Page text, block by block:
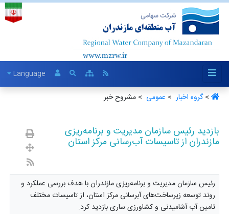
Language
>گروه اخبار ‏ > عمومی ‏ > مشروح خبر
بازدید رئیس سازمان مدیریت و برنامه‌ریزی
مازندران از تاسیسات آب‌رسانی مرکز استان
رئیس سازمان مدیریت و برنامه‌ریزی مازندران با هدف بررسی عملکرد و
روند توسعه زیرساخت‌های آبرسانی مرکز استان، از تاسیسات مختلف
تامین آب آشامیدنی و کشاورزی ساری بازدید کرد.